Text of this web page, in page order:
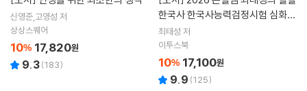
신영준,고영성 저
상상스퀘어
10% 17,820원
9.3(183)
한국사 한국사능력검정시험 심화
(1,2,3급) 상
최태성 저
이투스북
10% 17,100원
9.9 (125)